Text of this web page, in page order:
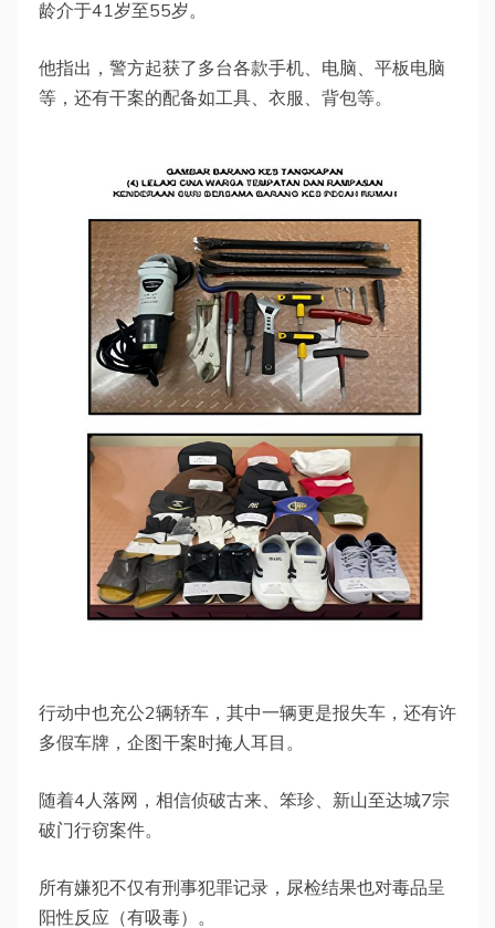
龄介于41岁至55岁。
他指出，警方起获了多台各款手机、电脑、平板电脑
等，还有干案的配备如工具、衣服、背包等。
行动中也充公2辆轿车，其中一辆更是报失车，还有许
多假车牌，企图干案时掩人耳目。
随着4人落网，相信侦破古来、笨珍、新山至达城7宗
破门行窃案件。
所有嫌犯不仅有刑事犯罪记录，尿检结果也对毒品呈
阳性反应（有吸毒）。